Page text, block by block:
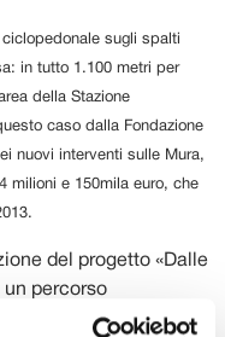
sugli spalti
in tutto 1.100 metri per
della Stazione
caso dalla Fondazione
nuovi interventi sulle Mura,
milioni e 150mila euro, che
del progetto «Dalle
percorso
del